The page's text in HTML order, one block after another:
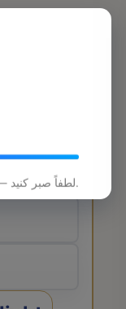
لطفاً صبر کنید — عملیات ممکن است چند ثانیه طول بکشد.